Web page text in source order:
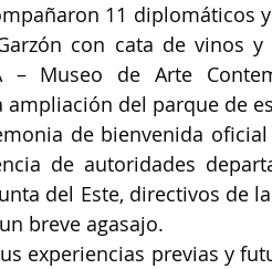
11 diplomáticos
con cata de vinos y
Museo de Arte
del parque de
de bienvenida
de autoridades
del Este, directivos de
breve agasajo.
experiencias previas y